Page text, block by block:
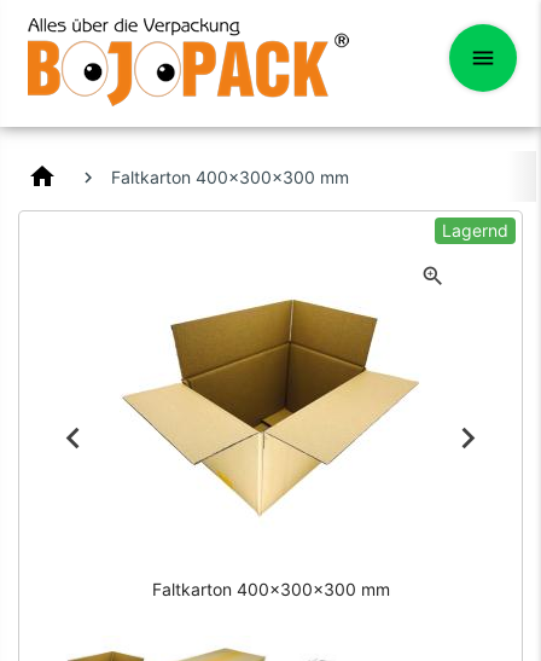
home Faltkarton 400x300x300 mm
Lagernd
Faltkarton 400x300x300 mm